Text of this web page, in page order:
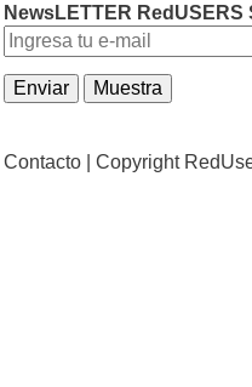
NewsLETTER RedUSERS
Contacto | Copyright